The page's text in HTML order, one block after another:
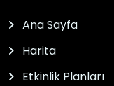
Ana Sayfa
Harita
Etkinlik Planları